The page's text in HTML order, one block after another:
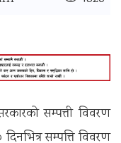
सम्पत्ती विवरण
सम्पत्ति विवरण